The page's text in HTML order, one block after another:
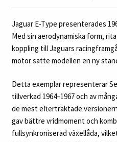
Jaguar E-Type presenterades
Med sin aerodynamiska form,
koppling till Jaguars
motor satte modellen en ny
Detta exemplar representerar
tillverkad 1964–1967 och av
de mest eftertraktade
gav bättre vridmoment och
fullsynkroniserad växellåda,